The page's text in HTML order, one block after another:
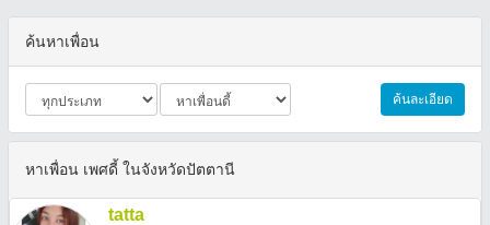
ค้นหาเพื่อน
ค้นละเอียด
หาเพื่อน เพศดี้ ในจังหวัดปัตตานี
tatta